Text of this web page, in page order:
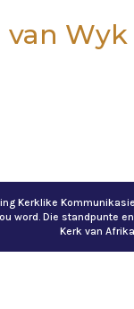
van
Kerklike
word. Die standpunte
Kerk van Afrika